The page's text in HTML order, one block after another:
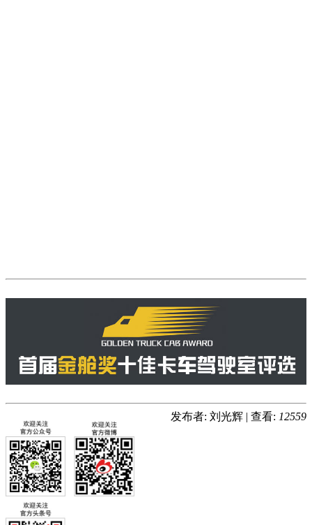
发布者: 刘光辉 | 查看: 12559